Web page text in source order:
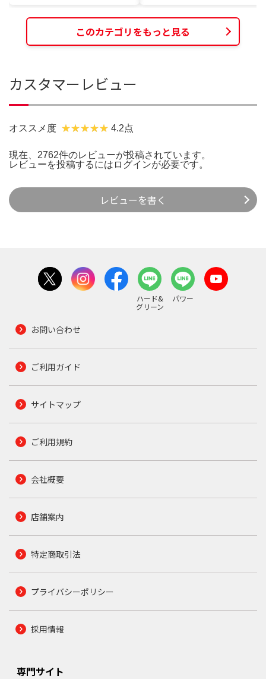
このカテゴリをもっと見る
カスタマーレビュー
オススメ度 4.2点
現在、2762件のレビューが投稿されています。
レビューを投稿するには ログインが必要です。
レビューを書く
ハード&
グリーン
パワー
お問い合わせ
ご利用ガイド
サイトマップ
ご利用規約
会社概要
店舗案内
特定商取引法
プライバシーポリシー
採用情報
専門サイト